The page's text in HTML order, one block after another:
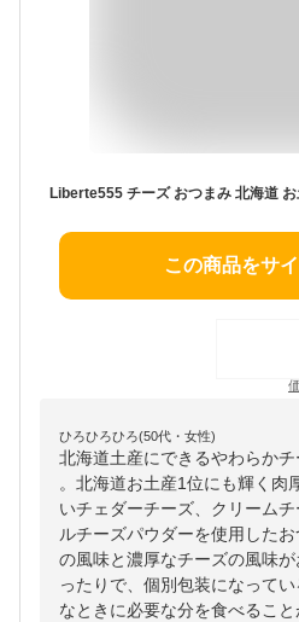
この商品をサ
ひろひろひろ(50代・女性)
北海道土産にできるやわらか
。北海道お土産1位にも輝く肉
いチェダーチーズ、クリーム
ルチーズパウダーを使用した
の風味と濃厚なチーズの風味
ったりで、個別包装になって
なときに必要な分を食べること